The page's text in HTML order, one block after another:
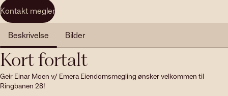
Kontakt megler
Beskrivelse
Bilder
Kort fortalt
Geir Einar Moen v/ Emera Eiendomsmegling ønsker velkommen til
Ringbanen 28!